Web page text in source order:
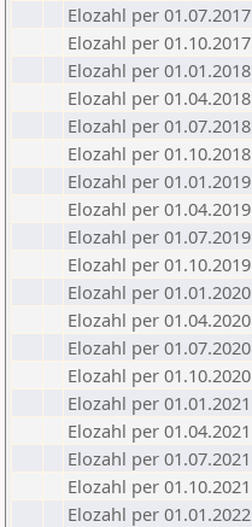
Elozahl per 01.07.2017
Elozahl per 01.10.2017
Elozahl per 01.01.2018
Elozahl per 01.04.2018
Elozahl per 01.07.2018
Elozahl per 01.10.2018
Elozahl per 01.01.2019
Elozahl per 01.04.2019
Elozahl per 01.07.2019
Elozahl per 01.10.2019
Elozahl per 01.01.2020
Elozahl per 01.04.2020
Elozahl per 01.07.2020
Elozahl per 01.10.2020
Elozahl per 01.01.2021
Elozahl per 01.04.2021
Elozahl per 01.07.2021
Elozahl per 01.10.2021
Elozahl per 01.01.2022